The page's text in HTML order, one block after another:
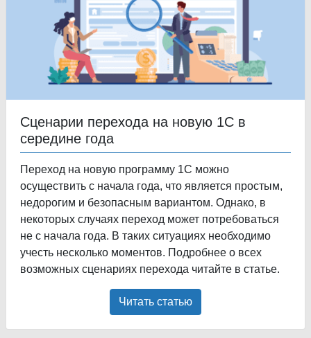
Сценарии перехода на новую 1С в
середине года
Переход на новую программу 1С можно
осуществить с начала года, что является простым,
недорогим и безопасным вариантом. Однако, в
некоторых случаях переход может потребоваться
не с начала года. В таких ситуациях необходимо
учесть несколько моментов. Подробнее о всех
возможных сценариях перехода читайте в статье.
Читать статью